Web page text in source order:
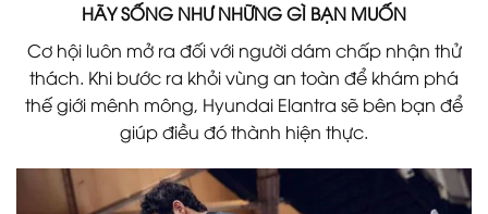
HÃY SỐNG NHƯ NHỮNG GÌ BẠN MUỐN
Cơ hội luôn mở ra đối với người dám chấp nhận thử
thách. Khi bước ra khỏi vùng an toàn để khám phá
thế giới mênh mông, Hyundai Elantra sẽ bên bạn để
giúp điều đó thành hiện thực.